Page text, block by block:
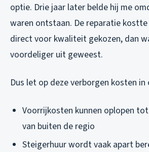
optie. Drie jaar later belde hij me
waren ontstaan. De reparatie kostte
direct voor kwaliteit gekozen, dan
voordeliger uit geweest.
Dus let op deze verborgen kosten in
Voorrijkosten kunnen oplopen
van buiten de regio
Steigerhuur wordt vaak apart